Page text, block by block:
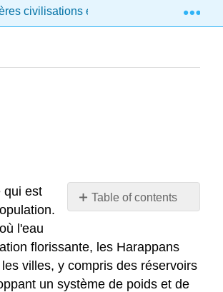
civilisations et leur art (5000 av. J.-C.
Table of contents
No
qui est
l'eau
florissante, les Harappans
villes, y compris des réservoirs
un système de poids et de